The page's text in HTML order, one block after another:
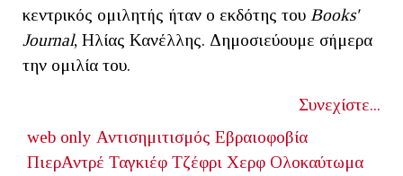
κεντρικός ομιλητής ήταν ο εκδότης του Books'
Journal, Ηλίας Κανέλλης. Δημοσιεύουμε σήμερα
την ομιλία του.
Συνεχίστε...
web only Αντισημιτισμός Εβραιοφοβία
ΠιερΑντρέ Ταγκιέφ Τζέφρι Χερφ Ολοκαύτωμα